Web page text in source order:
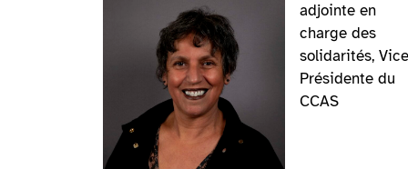
adjointe en
charge des
solidarités,
Présidente du
CCAS